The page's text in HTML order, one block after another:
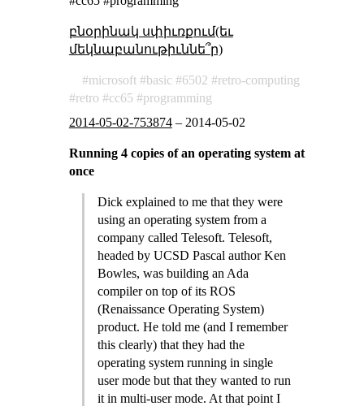
բնօրինակ սփիւռքում(եւ
մեկնաբանութիւննե՞ր)
microsoft basic 6502
retro-computing
retro
cc65
programming
2014-05-02-753874– 2014-05-02
Running 4 copies of an operating system at
once
Dick explained to me that they were
using an operating system from a
company called Telesoft. Telesoft,
headed by UCSD Pascal author Ken
Bowles, was building an Ada
compiler on top of its ROS
(Renaissance Operating System)
product. He told me (and I remember
this clearly) that they had the
operating system running in single
user mode but that they wanted to run
it in multi-user mode. At that point I